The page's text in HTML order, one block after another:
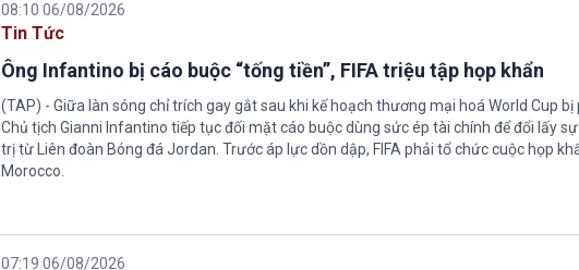
08:10 06/08/2026
Tin Tức
Ông Infantino bị cáo buộc “tống tiền”, FIFA triệu tập họp khẩn
(TAP) - Giữa làn sóng chỉ trích gay gắt sau khi kế hoạch thương mại hoá World Cup bị
Chủ tịch Gianni Infantino tiếp tục đối mặt cáo buộc dùng sức ép tài chính để đổi lấy
trị từ Liên đoàn Bóng đá Jordan. Trước áp lực dồn dập, FIFA phải tổ chức cuộc họp
Morocco.
07:19 06/08/2026